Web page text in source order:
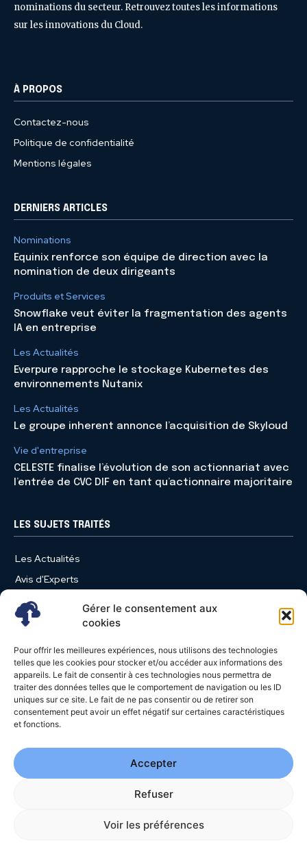
Gérer le consentement aux
cookies
Pour offrir les meilleures expériences, nous utilisons des technologies
telles que les cookies pour stocker et/ou accéder aux informations des
appareils. Le fait de consentir à ces technologies nous permettra de
traiter des données telles que le comportement de navigation ou les ID
uniques sur ce site. Le fait de ne pas consentir ou de retirer son
consentement peut avoir un effet négatif sur certaines caractéristiques
et fonctions.
Accepter
Refuser
Voir les préférences
nominations du secteur. Retrouvez toutes les informations
sur les innovations du Cloud.
À PROPOS
Contactez-nous
Politique de confidentialité
Mentions légales
DERNIERS ARTICLES
Nominations
Equinix renforce son équipe de direction avec la
nomination de deux dirigeants
Produits et Services
Snowflake veut éviter la fragmentation des agents
IA en entreprise
Les Actualités
Everpure rapproche le stockage Kubernetes des
environnements Nutanix
Les Actualités
Le groupe inherent annonce l’acquisition de Skyloud
Vie d'entreprise
CELESTE finalise l’évolution de son actionnariat avec
l’entrée de CVC DIF en tant qu’actionnaire majoritaire
LES SUJETS TRAITÉS
Les Actualités
Avis d'Experts
Produits et Services
Vie d'entreprise
Nominations
Études
Évènements
Video News
Confidentialité- Conditions| Crédits photos